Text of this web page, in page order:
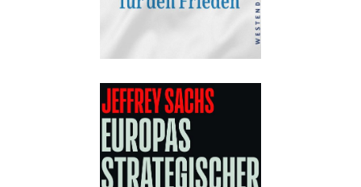
eBook: 16,99 €